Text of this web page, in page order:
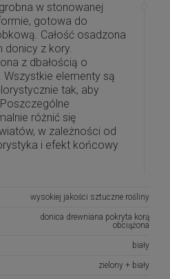
w stonowanej
gotowa do
Całość osadzona
donicy z kory.
z dbałością o
Wszystkie elementy są
tak, aby
różnić się
w zależności od
i efekt końcowy
o bliskich. Wyszukana
kwiaty i perfekcyjne
w naszej
wysokiej jakości sztuczne rośliny
donica drewniana pokryta korą
obciążona
biały
zielony + biały